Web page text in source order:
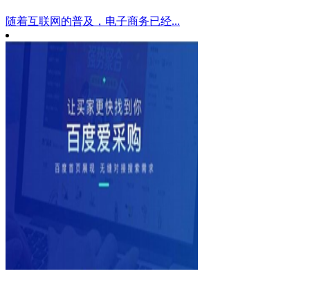
随着互联网的普及，电子商务已经...